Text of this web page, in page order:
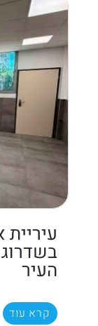
העיר
קרא עוד